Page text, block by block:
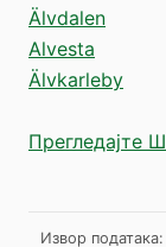
Älvdalen
Alvesta
Älvkarleby
Прегледајте
Извор података: